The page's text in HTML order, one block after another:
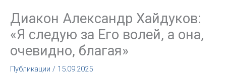
Диакон Александр Хайдуков:
«Я следую за Его волей, а она,
очевидно, благая»
Публикации / 15.09.2025